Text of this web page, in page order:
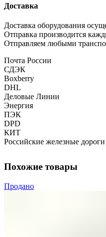
Доставка
Доставка оборудования
Отправка производится
Отправляем любыми
Почта России
СДЭК
Boxberry
DHL
Деловые Линии
Энергия
ПЭК
DPD
КИТ
Российские железные дороги
Похожие товары
Продано